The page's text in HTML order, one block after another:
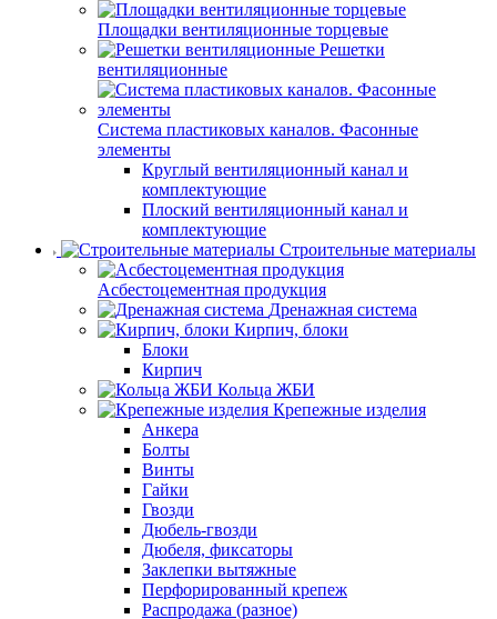
Площадки вентиляционные торцевые
Решетки
вентиляционные
Система пластиковых каналов. Фасонные
элементы
Круглый вентиляционный канал и
комплектующие
Плоский вентиляционный канал и
комплектующие
Строительные материалы
Асбестоцементная продукция
Дренажная система
Кирпич, блоки
Блоки
Кирпич
Кольца ЖБИ
Крепежные изделия
Анкера
Болты
Винты
Гайки
Гвозди
Дюбель-гвозди
Дюбеля, фиксаторы
Заклепки вытяжные
Перфорированный крепеж
Распродажа (разное)